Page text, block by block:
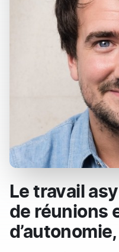
Le travail
de réunions